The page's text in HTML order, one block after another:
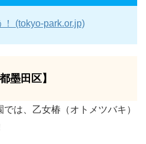
(tokyo-park.or.jp)
墨田区】
は、乙女椿（オトメツバキ）